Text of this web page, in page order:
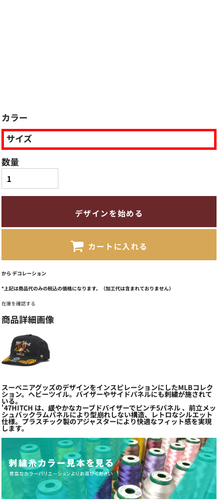
カラー
サイズ
数量
デザインを始める
カートに入れる
から デコレーション
*上記は商品代のみの税込の価格になります。（加工代は含まれておりません）
在庫を確認する
商品詳細画像
スーベニアグッズのデザインをインスピレーションにしたMLBコレク
ション。ヘビーツイル。バイザーやサイドパネルにも刺繍が施されて
いる。
'47HITCH は、緩やかなカーブドバイザーでピンチ5パネル 、前立メッ
シュバックラムパネルにより型崩れしない構造、レトロなシルエット
仕様。プラスチック製のアジャスターにより快適なフィット感を実現
します。